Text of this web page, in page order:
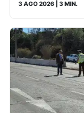
3 AGO 2026 | 3 MIN.